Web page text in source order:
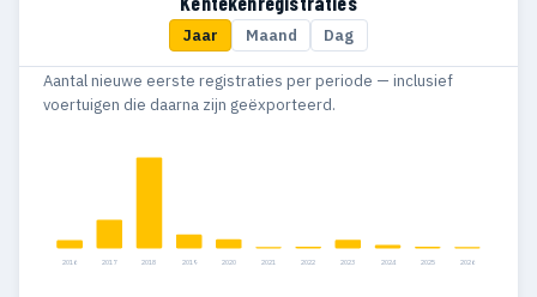
Jaar Maand Dag
Aantal nieuwe eerste registraties per periode — inclusief
voertuigen die daarna zijn geëxporteerd.
2016 2017 2018 2019 2020 2021 2022 2023 2024 2025 2026